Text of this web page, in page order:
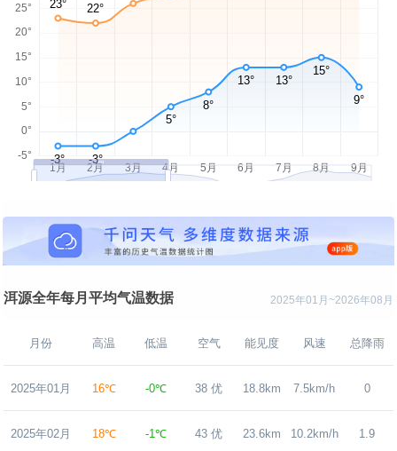
2025年01月~2026年08月
洱源全年每月平均气温数据
月份 高温 低温 空气 能见度 风速 总降雨
2025年01月 16℃ -0℃ 38 优 18.8km 7.5km/h 0
2025年02月 18℃ -1℃ 43 优 23.6km 10.2km/h 1.9